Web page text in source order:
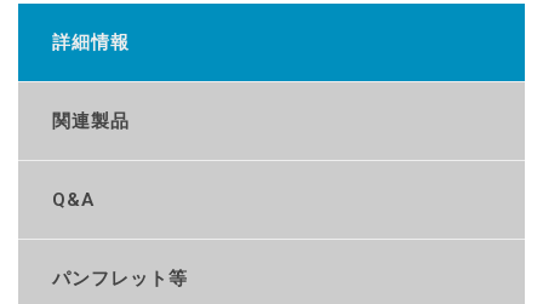
詳細情報
関連製品
Q&A
パンフレット等